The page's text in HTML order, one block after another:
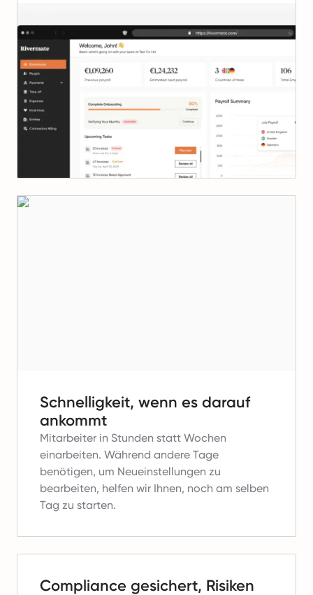
Schnelligkeit, wenn es darauf
ankommt
Mitarbeiter in Stunden statt Wochen
einarbeiten. Während andere Tage
benötigen, um Neueinstellungen zu
bearbeiten, helfen wir Ihnen, noch am selben
Tag zu starten.
Compliance gesichert, Risiken